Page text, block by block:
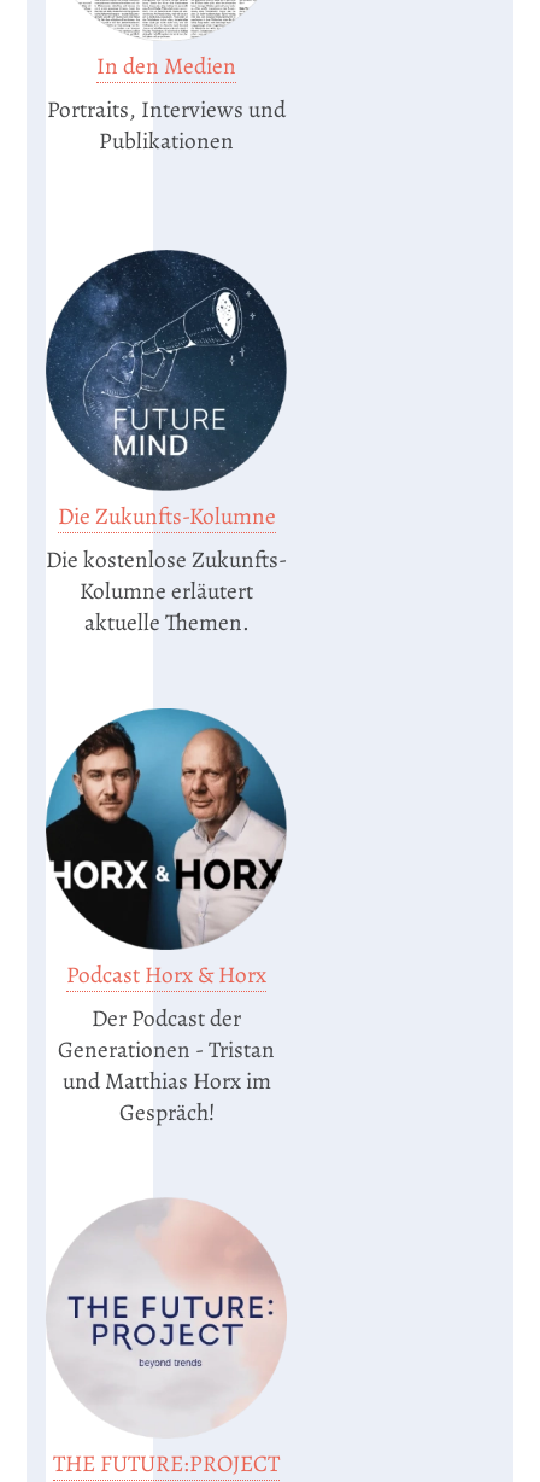
In den Medien
Portraits, Interviews und
Publikationen
Die Zukunfts-Kolumne
Die kostenlose Zukunfts-
Kolumne erläutert
aktuelle Themen.
Podcast Horx & Horx
Der Podcast der
Generationen - Tristan
und Matthias Horx im
Gespräch!
THE FUTURE:PROJECT